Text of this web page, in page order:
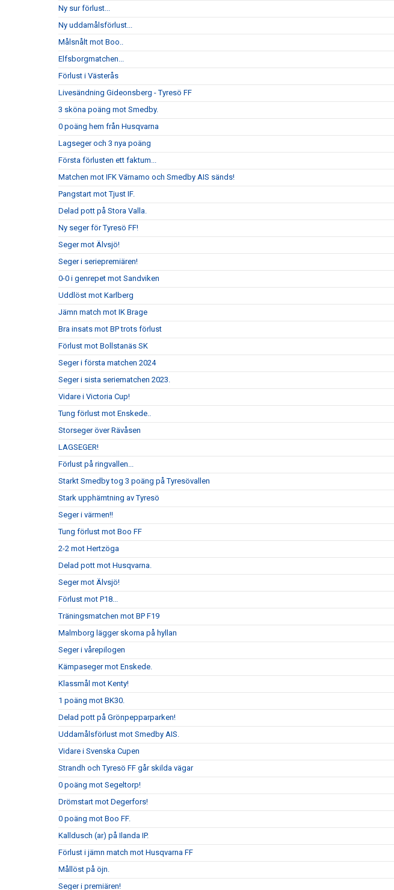
Ny sur förlust...
Ny uddamålsförlust...
Målsnålt mot Boo..
Elfsborgmatchen...
Förlust i Västerås
Livesändning Gideonsberg - Tyresö FF
3 sköna poäng mot Smedby.
0 poäng hem från Husqvarna
Lagseger och 3 nya poäng
Första förlusten ett faktum...
Matchen mot IFK Värnamo och Smedby AIS sänds!
Pangstart mot Tjust IF.
Delad pott på Stora Valla.
Ny seger för Tyresö FF!
Seger mot Älvsjö!
Seger i seriepremiären!
0-0 i genrepet mot Sandviken
Uddlöst mot Karlberg
Jämn match mot IK Brage
Bra insats mot BP trots förlust
Förlust mot Bollstanäs SK
Seger i första matchen 2024
Seger i sista seriematchen 2023.
Vidare i Victoria Cup!
Tung förlust mot Enskede..
Storseger över Rävåsen
LAGSEGER!
Förlust på ringvallen...
Starkt Smedby tog 3 poäng på Tyresövallen
Stark upphämtning av Tyresö
Seger i värmen!!
Tung förlust mot Boo FF
2-2 mot Hertzöga
Delad pott mot Husqvarna.
Seger mot Älvsjö!
Förlust mot P18...
Träningsmatchen mot BP F19
Malmborg lägger skorna på hyllan
Seger i vårepilogen
Kämpaseger mot Enskede.
Klassmål mot Kenty!
1 poäng mot BK30.
Delad pott på Grönpepparparken!
Uddamålsförlust mot Smedby AIS.
Vidare i Svenska Cupen
Strandh och Tyresö FF går skilda vägar
0 poäng mot Segeltorp!
Drömstart mot Degerfors!
0 poäng mot Boo FF.
Kalldusch (ar) på Ilanda IP.
Förlust i jämn match mot Husqvarna FF
Mållöst på öjn.
Seger i premiären!